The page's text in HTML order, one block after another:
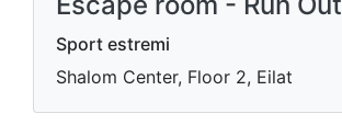
Sport estremi
Shalom Center, Floor 2, Eilat